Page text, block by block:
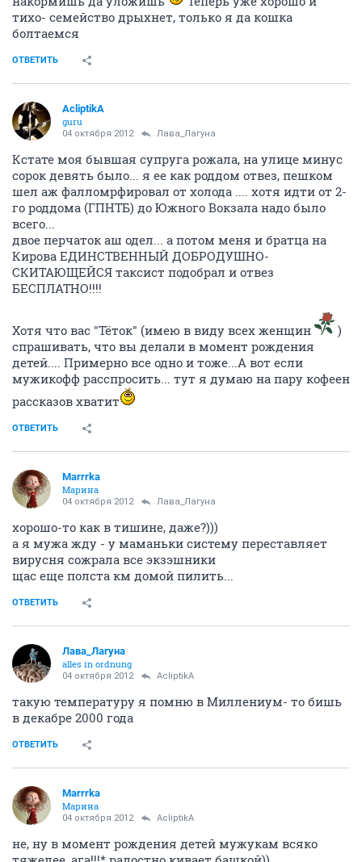
тихо- семейство дрыхнет, только я да кошка
болтаемся
ОТВЕТИТЬ
AcliptikA
guru
04 октября 2012 Лава_Лагуна
Кстате моя бывшая супруга рожала, на улице минус
сорок девять было... я ее как роддом отвез, пешком
шел аж фалломрфировал от холода .... хотя идти от 2-
го роддома (ГПНТБ) до Южного Вокзала надо было
всего...
двое перчаток аш одел... а потом меня и братца на
Кирова ЕДИНСТВЕННЫЙ ДОБРОДУШНО-
СКИТАЮЩЕЙСЯ таксист подобрал и отвез
БЕСПЛАТНО!!!!
Хотя что вас "Тёток" (имею в виду всех женщин
)
спрашивать, что вы делали в момент рождения
детей.... Примерно все одно и тоже...А вот если
мужикофф расспросить... тут я думаю на пару кофеен
рассказов хватит
ОТВЕТИТЬ
Marrrka
Марина
04 октября 2012 Лава_Лагуна
хорошо-то как в тишине, даже?)))
а я мужа жду - у маманьки систему переставляет
вирусня сожрала все экзэшники
щас еще полста км домой пилить...
ОТВЕТИТЬ
Лава_Лагуна
alles in ordnung
04 октября 2012 AcliptikA
такую температуру я помню в Миллениум- то бишь
в декабре 2000 года
ОТВЕТИТЬ
Marrrka
Марина
04 октября 2012 AcliptikA
не, ну в момент рождения детей мужукам всяко